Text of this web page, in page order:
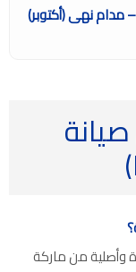
– مدام نهى (أكتوبر)
وأصلية من ماركة